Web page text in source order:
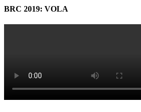
BRC 2019: VOLA